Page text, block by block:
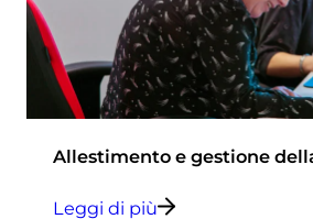
Allestimento e gestione
Leggi di più